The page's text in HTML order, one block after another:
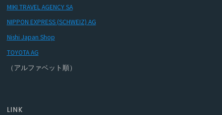
MIKI TRAVEL AGENCY SA
NIPPON EXPRESS (SCHWEIZ) AG
Nishi Japan Shop
TOYOTA AG
（アルファベット順）
LINK